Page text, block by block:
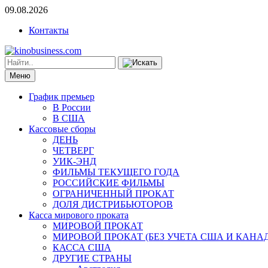
09.08.2026
Контакты
Меню
График премьер
В России
В США
Кассовые сборы
ДЕНЬ
ЧЕТВЕРГ
УИК-ЭНД
ФИЛЬМЫ ТЕКУЩЕГО ГОДА
РОССИЙСКИЕ ФИЛЬМЫ
ОГРАНИЧЕННЫЙ ПРОКАТ
ДОЛЯ ДИСТРИБЬЮТОРОВ
Касса мирового проката
МИРОВОЙ ПРОКАТ
МИРОВОЙ ПРОКАТ (БЕЗ УЧЕТА США И
КАССА США
ДРУГИЕ СТРАНЫ